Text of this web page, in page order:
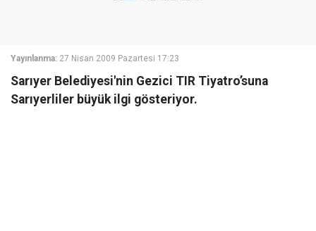
Yayınlanma: 27 Nisan 2009 Pazartesi 17:23
Sarıyer Belediyesi'nin Gezici TIR Tiyatro’suna
Sarıyerliler büyük ilgi gösteriyor.